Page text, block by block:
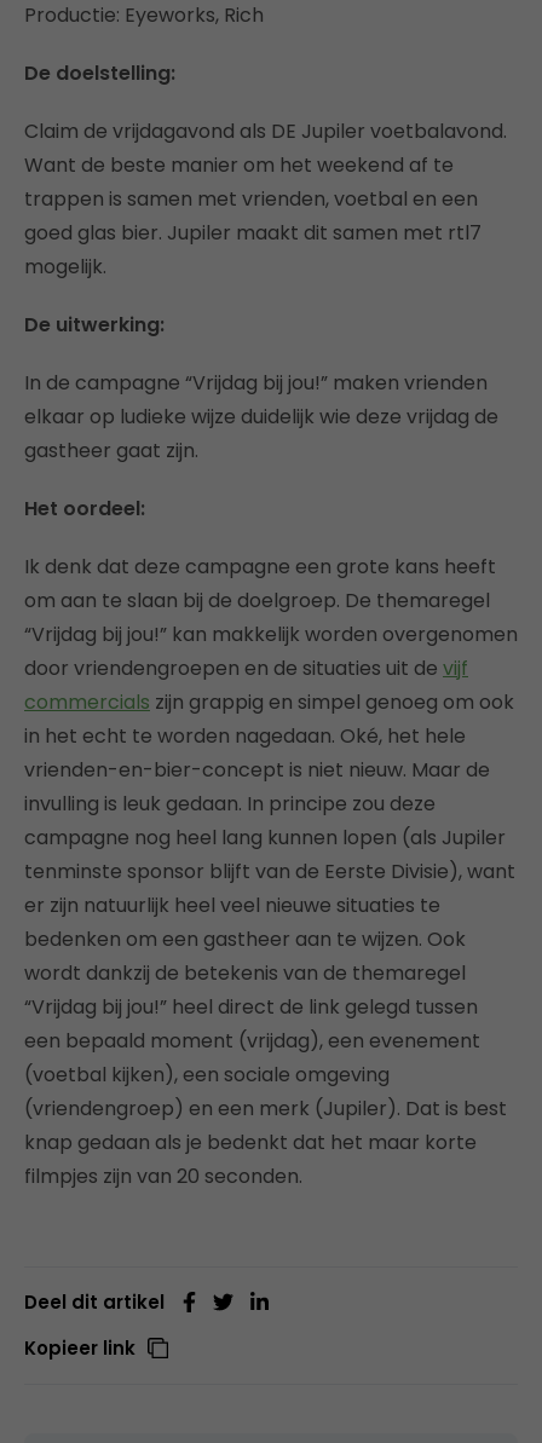
Productie: Eyeworks, Rich
De doelstelling:
Claim de vrijdagavond als DE Jupiler voetbalavond.
Want de beste manier om het weekend af te
trappen is samen met vrienden, voetbal en een
goed glas bier. Jupiler maakt dit samen met rtl7
mogelijk.
De uitwerking:
In de campagne “Vrijdag bij jou!” maken vrienden
elkaar op ludieke wijze duidelijk wie deze vrijdag de
gastheer gaat zijn.
Het oordeel:
Ik denk dat deze campagne een grote kans heeft
om aan te slaan bij de doelgroep. De themaregel
“Vrijdag bij jou!” kan makkelijk worden overgenomen
door vriendengroepen en de situaties uit de vijf
commercials zijn grappig en simpel genoeg om ook
in het echt te worden nagedaan. Oké, het hele
vrienden-en-bier-concept is niet nieuw. Maar de
invulling is leuk gedaan. In principe zou deze
campagne nog heel lang kunnen lopen (als Jupiler
tenminste sponsor blijft van de Eerste Divisie), want
er zijn natuurlijk heel veel nieuwe situaties te
bedenken om een gastheer aan te wijzen. Ook
wordt dankzij de betekenis van de themaregel
“Vrijdag bij jou!” heel direct de link gelegd tussen
een bepaald moment (vrijdag), een evenement
(voetbal kijken), een sociale omgeving
(vriendengroep) en een merk (Jupiler). Dat is best
knap gedaan als je bedenkt dat het maar korte
filmpjes zijn van 20 seconden.
Deel dit artikel
Kopieer link